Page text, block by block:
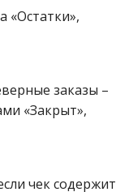
«Остатки»,
заказы –
«Закрыт»,
чек содержит